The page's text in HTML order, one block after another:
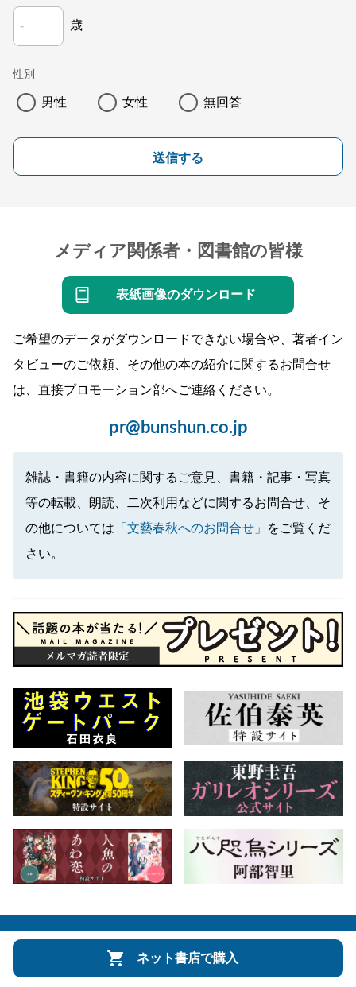
歳
性別
男性 女性 無回答
送信する
メディア関係者・図書館の皆様
表紙画像のダウンロード
ご希望のデータがダウンロードできない場合や、著者イン
タビューのご依頼、その他の本の紹介に関するお問合せ
は、直接プロモーション部へご連絡ください。
pr@bunshun.co.jp
雑誌・書籍の内容に関するご意見、書籍・記事・写真
等の転載、朗読、二次利用などに関するお問合せ、そ
の他については 「文藝春秋へのお問合せ」
をご覧くだ
さい。
ネット書店で購入
会社概要 自費出版のご案内 お問合せ
株式会社文藝春秋 文春オンライン Number Web
Copyright © Bungeishunju Ltd.